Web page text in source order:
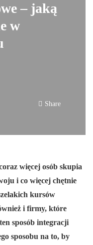
– jaką
w
Share
więcej osób skupia
i co więcej chętnie
kursów
i firmy, które
sposób integracji
sposobu na to, by